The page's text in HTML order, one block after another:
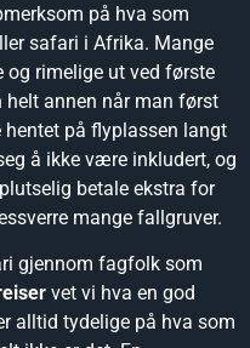
på hva som
safari i Afrika. Mange
og rimelige ut ved første
helt annen når man først
på flyplassen langt
å ikke være inkludert, og
betale ekstra for
mange fallgruver.
gjennom fagfolk som
vet vi hva en god
alltid tydelige på hva som